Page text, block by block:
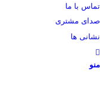
تماس با ما
صدای مشتری
نشانی ها
منو